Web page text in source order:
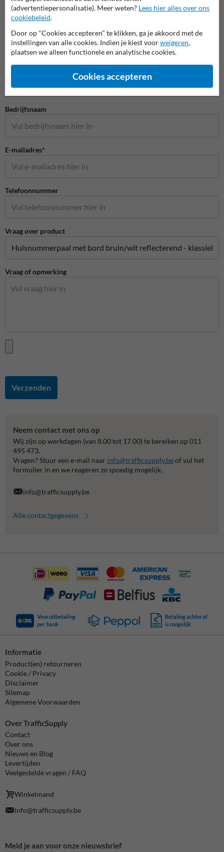
Stel je vraag aan Huisnummerpaal.be
Naam*
Bedrijfsnaam
E-mailadres*
Telefoonnummer
Vraag over product
Vraag of opmerking
Verzenden
Neem contact met ons op
Wij zijn op werkdagen (van 8.00 tot 17.00) te bereiken op 011
495 473.
Vragen? Stuur een e-mail naar info@trafficsupply.beof vul het
formulier in en we reageren zo spoedig mogelijk.
info@trafficsupply.be
Alle contactgegevens
Vooruitbetaling
per bank
Betaling achteraf
is mogelijk
Informatie
Product(en) retourneren
Cookie / Privacy
Disclaimer
Sitemap
Algemene Voorwaarden
Over TrafficSupply
Contact
Over ons
Nieuws en Blog
Levertijden
Veelgestelde vragen / FAQ
Winkelmand
info@trafficsupply.be
Meld je aan voor onze nieuwsbrief
(advertentiepersonalisatie). Meer weten? Lees hier alles over ons
cookiebeleid.
Door op "Cookies accepteren" te klikken, ga je akkoord met de
instellingen van alle cookies. Indien je kiest voorweigeren,
plaatsen we alleen functionele en analytische cookies.
Cookies accepteren